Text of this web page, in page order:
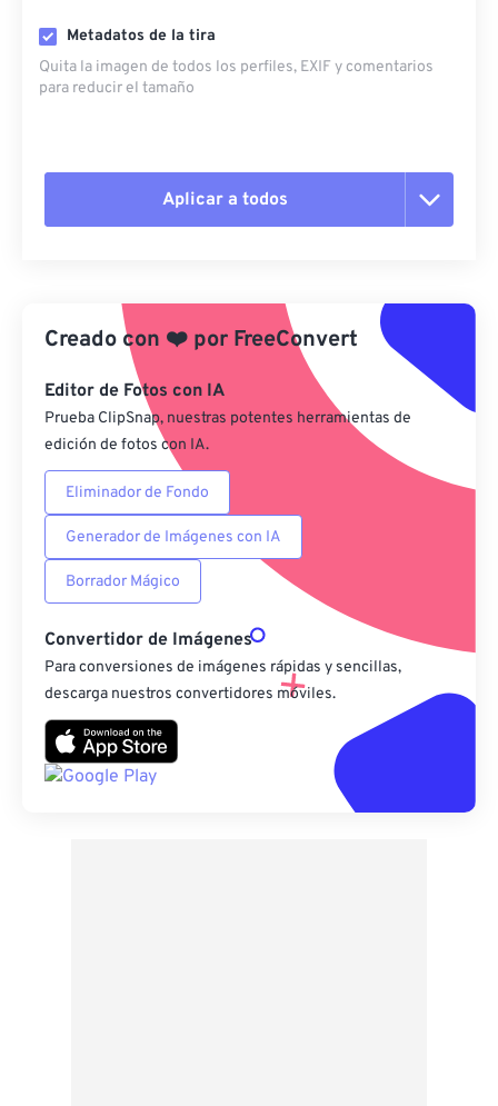
Metadatos de la tira
Quita la imagen de todos los perfiles, EXIF ​​y comentarios
para reducir el tamaño
Aplicar a todos
Aplicar desde el ajuste preestablecido
Guardar como preestablecido
Creado con ❤️ por FreeConvert
Editor de Fotos con IA
Prueba ClipSnap, nuestras potentes herramientas de
edición de fotos con IA.
Eliminador de Fondo
Generador de Imágenes con IA
Borrador Mágico
Convertidor de Imágenes
Para conversiones de imágenes rápidas y sencillas,
descarga nuestros convertidores móviles.